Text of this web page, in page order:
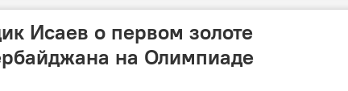
Исаев о первом золоте
на Олимпиаде